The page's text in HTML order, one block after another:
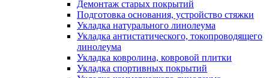
Демонтаж старых покрытий
Подготовка основания, устройство стяжки
Укладка натурального линолеума
Укладка антистатического, токопроводящего
линолеума
Укладка ковролина, ковровой плитки
Укладка спортивных покрытий